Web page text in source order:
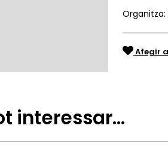
Afegir
interessar…